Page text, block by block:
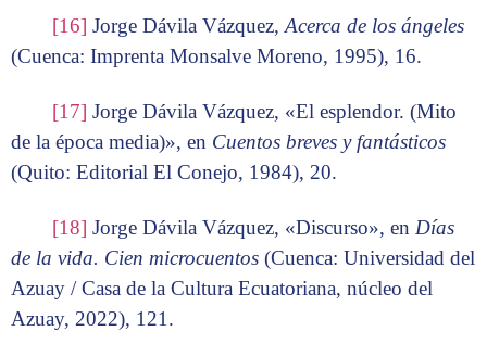
[16] Jorge Dávila Vázquez,Acerca de los ángeles
(Cuenca: Imprenta Monsalve Moreno, 1995), 16.
[17] Jorge Dávila Vázquez, «El esplendor. (Mito
de la época media)», en Cuentos breves y fantásticos
(Quito: Editorial El Conejo, 1984), 20.
[18] Jorge Dávila Vázquez, «Discurso», en Días
de la vida. Cien microcuentos (Cuenca: Universidad del
Azuay / Casa de la Cultura Ecuatoriana, núcleo del
Azuay, 2022), 121.